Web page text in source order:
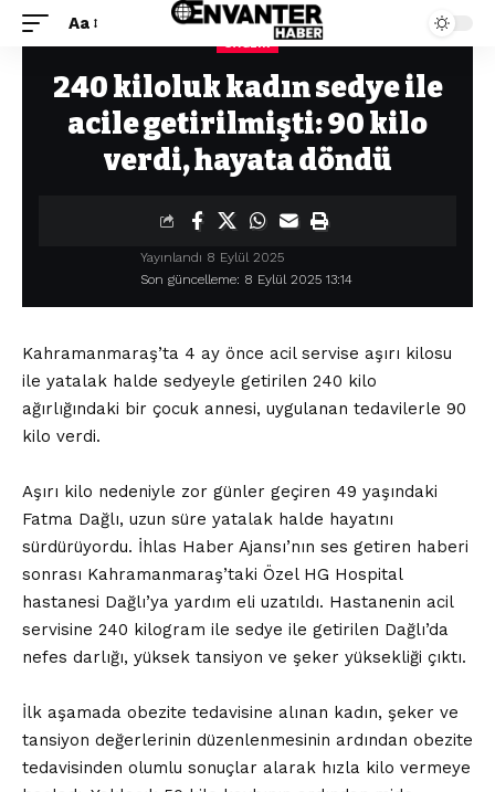
Aa
Envanter Haber> Sağlık >240 kiloluk kadın sedye ile acile getirilmişti: 90 kilo verdi, hayata döndü
240 kiloluk kadın sedye ile
acile getirilmişti: 90 kilo
verdi, hayata döndü
Son güncelleme: 8 Eylül 2025 13:14
Yayınlandı 8 Eylül 2025
Kahramanmaraş’ta 4 ay önce acil servise aşırı kilosu
ile yatalak halde sedyeyle getirilen 240 kilo
ağırlığındaki bir çocuk annesi, uygulanan tedavilerle 90
kilo verdi.
Aşırı kilo nedeniyle zor günler geçiren 49 yaşındaki
Fatma Dağlı, uzun süre yatalak halde hayatını
sürdürüyordu. İhlas Haber Ajansı’nın ses getiren haberi
sonrası Kahramanmaraş’taki Özel HG Hospital
hastanesi Dağlı’ya yardım eli uzatıldı. Hastanenin acil
servisine 240 kilogram ile sedye ile getirilen Dağlı’da
nefes darlığı, yüksek tansiyon ve şeker yüksekliği çıktı.
İlk aşamada obezite tedavisine alınan kadın, şeker ve
tansiyon değerlerinin düzenlenmesinin ardından obezite
tedavisinden olumlu sonuçlar alarak hızla kilo vermeye